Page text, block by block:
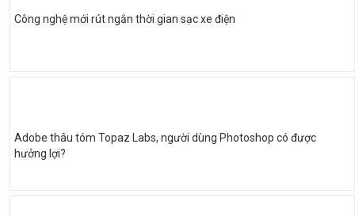
Công nghệ mới rút ngắn thời gian sạc xe điện
Adobe thâu tóm Topaz Labs, người dùng Photoshop có được
hưởng lợi?